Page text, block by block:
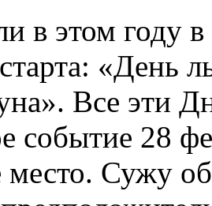
в этом году
«День
Все эти
событие 28
место. Сужу